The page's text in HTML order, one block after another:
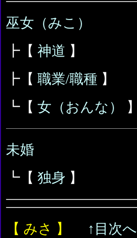
巫女（みこ）
┣【 神道 】
┣【 職業/職種 】
┗【 女（おんな） 】
未婚
┗【 独身 】
【 みさ 】 ↑目次へ